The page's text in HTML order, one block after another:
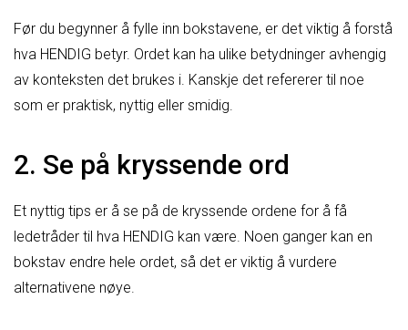
Før du begynner å fylle inn bokstavene, er det viktig å forstå
hva HENDIG betyr. Ordet kan ha ulike betydninger avhengig
av konteksten det brukes i. Kanskje det refererer til noe
som er praktisk, nyttig eller smidig.
2. Se på kryssende ord
Et nyttig tips er å se på de kryssende ordene for å få
ledetråder til hva HENDIG kan være. Noen ganger kan en
bokstav endre hele ordet, så det er viktig å vurdere
alternativene nøye.